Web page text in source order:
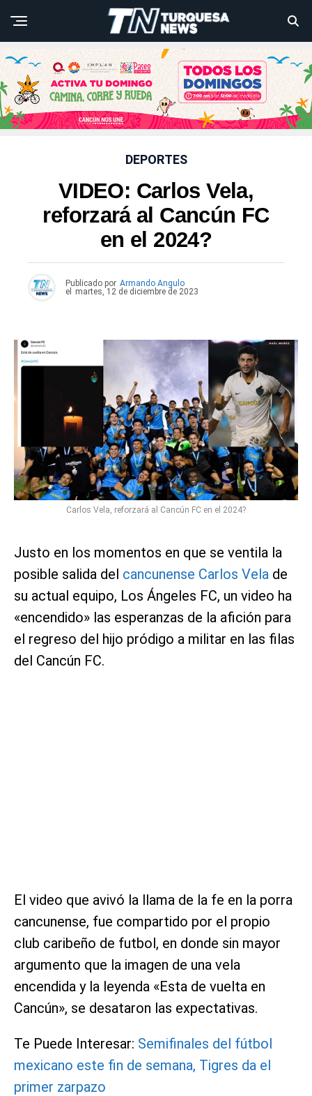
DEPORTES
VIDEO: Carlos Vela,
reforzará al Cancún FC
en el 2024?
Publicado por Armando Angulo
el
martes, 12 de diciembre de 2023
Carlos Vela, reforzará al Cancún FC en el 2024?
Justo en los momentos en que se ventila la
posible salida del cancunense Carlos Vela de
su actual equipo, Los Ángeles FC, un video ha
«encendido» las esperanzas de la afición para
el regreso del hijo pródigo a militar en las filas
del Cancún FC.
El video que avivó la llama de la fe en la porra
cancunense, fue compartido por el propio
club caribeño de futbol, en donde sin mayor
argumento que la imagen de una vela
encendida y la leyenda «Esta de vuelta en
Cancún», se desataron las expectativas.
Te Puede Interesar: Semifinales del fútbol
mexicano este fin de semana, Tigres da el
primer zarpazo